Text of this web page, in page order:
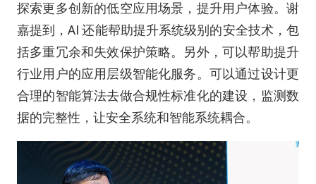
探索更多创新的低空应用场景，提升用户体验。谢
嘉提到，AI 还能帮助提升系统级别的安全技术，包
括多重冗余和失效保护策略。另外，可以帮助提升
行业用户的应用层级智能化服务。可以通过设计更
合理的智能算法去做合规性标准化的建设，监测数
据的完整性，让安全系统和智能系统耦合。